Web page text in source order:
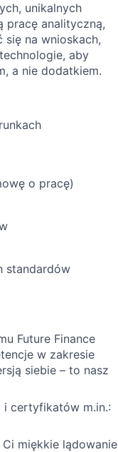
unikalnych
pracę analityczną,
na wnioskach,
aby
a nie dodatkiem.
o pracę)
standardów
Future Finance
w zakresie
siebie – to nasz
i certyfikatów m.in.:
miękkie lądowanie